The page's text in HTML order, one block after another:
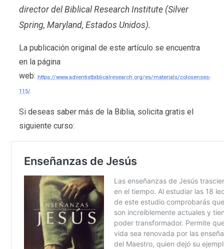
director del Biblical Research Institute (Silver
Spring, Maryland, Estados Unidos).
La publicación original de este artículo se encuentra
en la página
web: https://www.adventistbiblicalresearch.org/es/materials/colosenses-
115/
Si deseas saber más de la Biblia, solicita gratis el
siguiente curso: